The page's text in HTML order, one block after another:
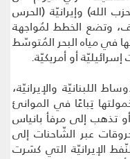
الله) وإيرانيّة (الحرس
وتضع الخطط لمُواجهة
في مياه البحر المُتوسّط
أو أمريكيّة.
اللبنانيّة والإيرانيّة،
تِباعًا في الموانئ
أو تذهب إلى مرفأ بانياس
عبر الشّاحنات إلى
الإيرانيّة التي كسَرت